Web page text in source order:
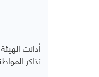
أدانت
تذاكر